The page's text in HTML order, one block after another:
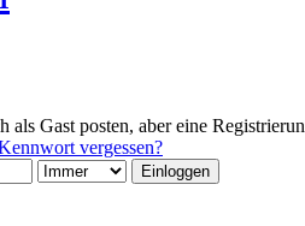
als Gast posten, aber eine
vergessen?